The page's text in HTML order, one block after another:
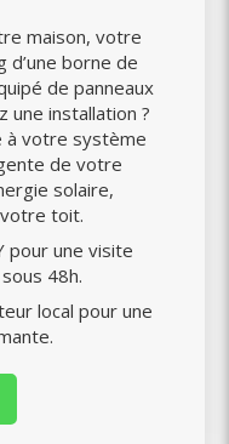
maison, votre
borne de
de panneaux
une installation ?
à votre système
de votre
solaire,
toit.
pour une visite
48h.
local pour une